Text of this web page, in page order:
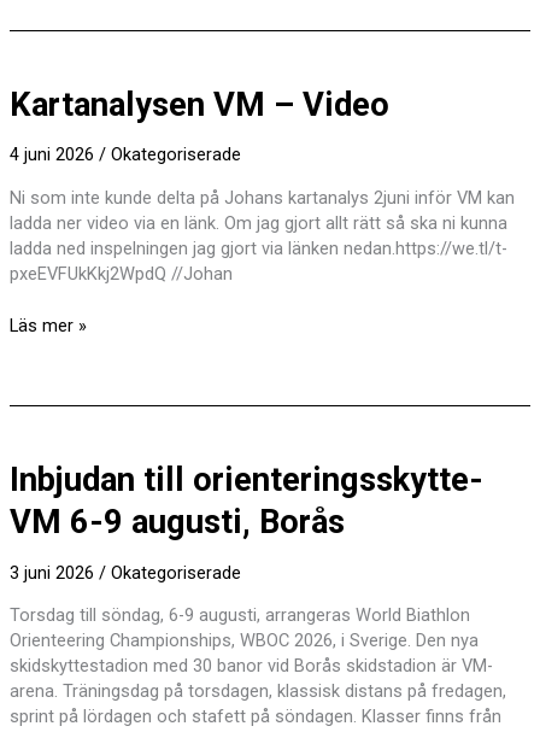
08!
Kartanalysen VM – Video
4 juni 2026 / Okategoriserade
Ni som inte kunde delta på Johans kartanalys 2juni inför VM kan
ladda ner video via en länk. Om jag gjort allt rätt så ska ni kunna
ladda ned inspelningen jag gjort via länken nedan.https://we.tl/t-
pxeEVFUkKkj2WpdQ //Johan
Kartanalysen
Video
Läs mer »
Inbjudan till orienteringsskytte-
VM 6-9 augusti, Borås
3 juni 2026 / Okategoriserade
Torsdag till söndag, 6-9 augusti, arrangeras World Biathlon
Orienteering Championships, WBOC 2026, i Sverige. Den nya
skidskyttestadion med 30 banor vid Borås skidstadion är VM-
arena. Träningsdag på torsdagen, klassisk distans på fredagen,
sprint på lördagen och stafett på söndagen. Klasser finns från